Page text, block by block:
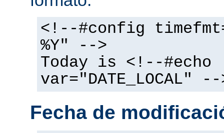
<!--#config
%Y" -->
Today is <!--#echo
var="DATE_LOCAL" --
Fecha de